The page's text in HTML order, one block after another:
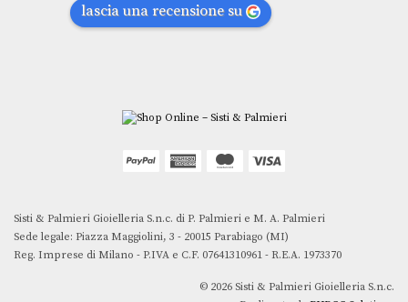
lascia una recensione su
Sisti & Palmieri Gioielleria S.n.c. di P. Palmieri e M. A. Palmieri
Sede legale: Piazza Maggiolini, 3 - 20015 Parabiago (MI)
Reg. Imprese di Milano - P.IVA e C.F. 07641310961 - R.E.A. 1973370
© 2026 Sisti & Palmieri Gioielleria S.n.c.